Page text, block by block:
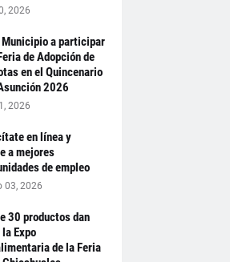
2026
a participar
de Adopción de
en el Quincenario
2026
2026
en línea y
a mejores
de empleo
03, 2026
30 productos dan
Expo
de la Feria